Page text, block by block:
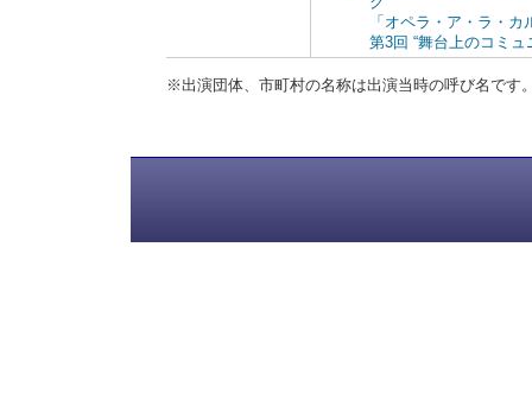
「オペラ・ア・ラ・カ
第3回 “舞台上のコミ
※出演団体、市町村の名称は出演当時の呼び名です